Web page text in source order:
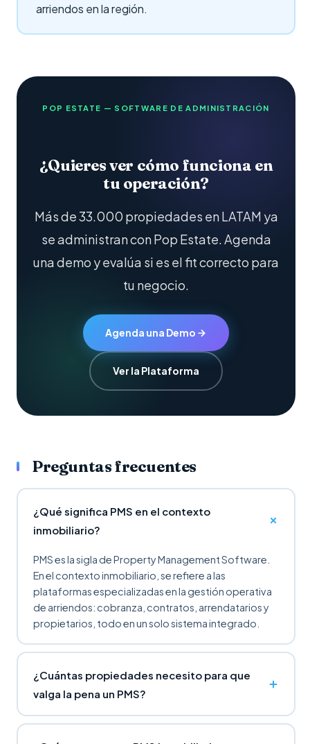
arriendos en la región.
POP ESTATE — SOFTWARE DE ADMINISTRACIÓN
¿Quieres ver cómo funciona en
tu operación?
Más de 33.000 propiedades en LATAM ya
se administran con Pop Estate. Agenda
una demo y evalúa si es el fit correcto para
tu negocio.
Agenda una Demo
Ver la Plataforma
Preguntas frecuentes
¿Qué significa PMS en el contexto
inmobiliario?
PMS es la sigla de Property Management Software.
En el contexto inmobiliario, se refiere a las
plataformas especializadas en la gestión operativa
de arriendos: cobranza, contratos, arrendatarios y
propietarios, todo en un solo sistema integrado.
¿Cuántas propiedades necesito para que
valga la pena un PMS?
La mayoría de los administradores con 5 o más